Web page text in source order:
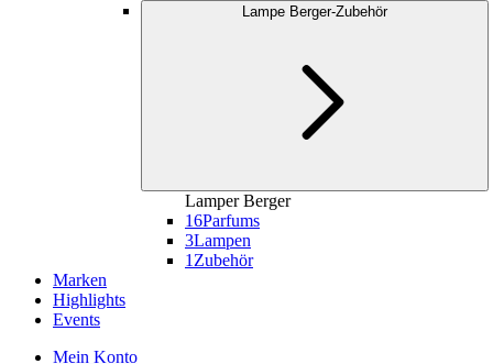
Lampe Berger-Zubehör
Lamper Berger
16Parfums
3Lampen
1 Zubehör
Marken
Highlights
Events
Mein Konto